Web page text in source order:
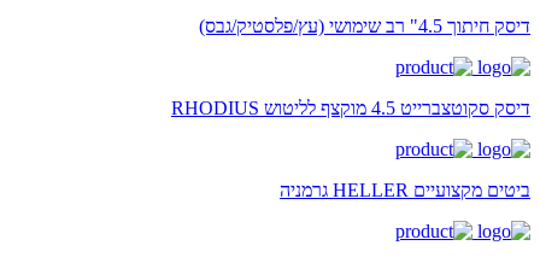
דיסק חיתוך 4.5" רב שימושי (עץ/פלסטיק/גבס)
דיסק סקוטצברייט 4.5 מוקצף לליטוש RHODIUS
ביטים מקצועיים HELLER גרמניה